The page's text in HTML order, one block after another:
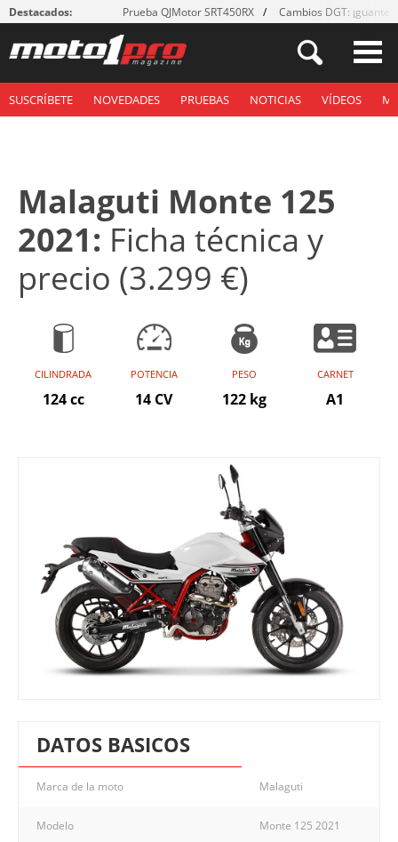
Destacados: Prueba QJMotor SRT450RX Cambios DGT: ¡guantes!
SUSCRÍBETE NOVEDADES PRUEBAS NOTICIAS VÍDEOS
Malaguti Monte 125
2021: Ficha técnica y
precio (3.299 €)
CILINDRADA
124 cc
POTENCIA
14 CV
PESO
122 kg
CARNET
A1
DATOS BASICOS
Marca de la moto Malaguti
Modelo Monte 125 2021